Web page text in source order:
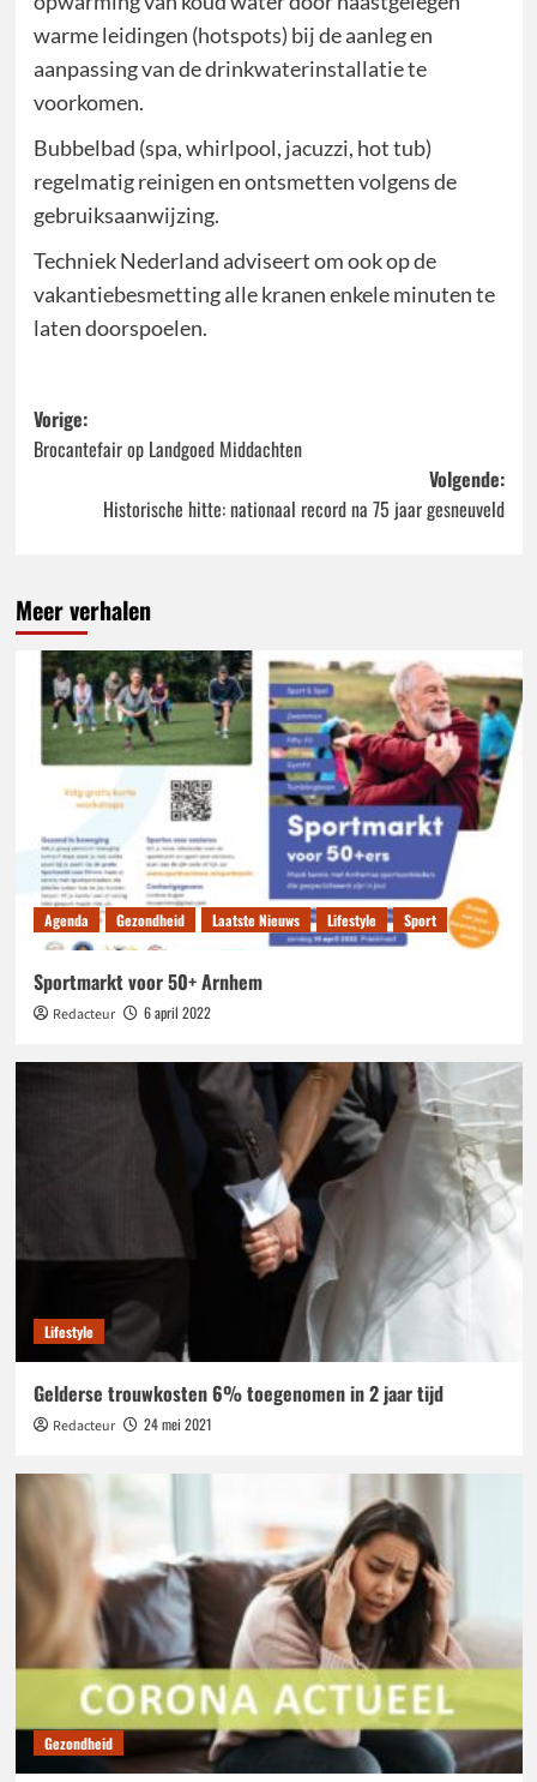
warme leidingen (hotspots) bij de aanleg en
aanpassing van de drinkwaterinstallatie te
voorkomen.
Bubbelbad (spa, whirlpool, jacuzzi, hot tub)
regelmatig reinigen en ontsmetten volgens de
gebruiksaanwijzing.
Techniek Nederland adviseert om ook op de
vakantiebesmetting alle kranen enkele minuten te
laten doorspoelen.
Bericht
navigatie
Vorige:
Brocantefair op Landgoed Middachten
Volgende:
Historische hitte: nationaal record na 75 jaar gesneuveld
Meer verhalen
Agenda Gezondheid Laatste Nieuws Lifestyle Sport
Sportmarkt voor 50+ Arnhem
Redacteur 6 april 2022
Lifestyle
Gelderse trouwkosten 6% toegenomen in 2 jaar tijd
Redacteur 24 mei 2021
Gezondheid